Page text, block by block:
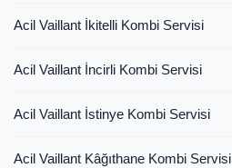
Acil Vaillant İkitelli Kombi Servisi
Acil Vaillant İncirli Kombi Servisi
Acil Vaillant İstinye Kombi Servisi
Acil Vaillant Kâğıthane Kombi Servisi